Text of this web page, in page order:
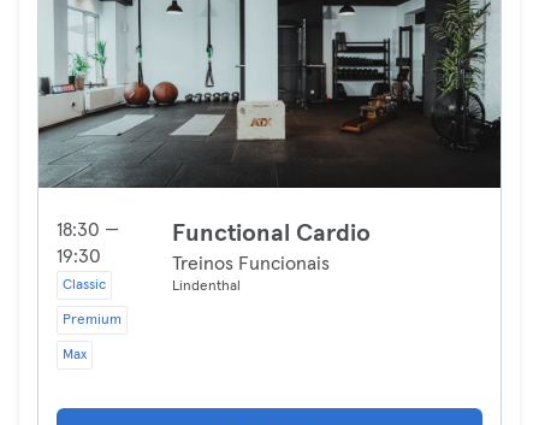
18:30 —
19:30
Classic
Premium
Max
Functional Cardio
Treinos Funcionais
Lindenthal